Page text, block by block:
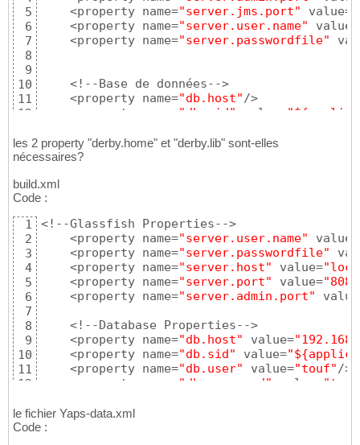
5
6
7
8
9
10
11
12
14
15
17
18
19
20
21
22
    <property name=
"server.jms.port" value=
    <property name=
"server.user.name" value=
    <property name=
"server.passwordfile"
    <!--Base de données-->
    <property name=
"db.host"/>
    <property name=
"db.sid" value=
    <property name=
"db.password" value=
    <property name=
    <property name=
    <property name=
    <property name=
"db.port"
    <property name=
"db.datasource" value=
    <property name=
"db.url" value=
les 2 property "derby.home" et "derby.lib" sont-elles
nécessaires?
build.xml
Code :
1
2
3
4
5
6
7
8
9
10
11
12
14
15
<!--Glassfish Properties-->
    <property name=
"server.user.name" value=
    <property name=
"server.passwordfile"
    <property name=
"server.host" value=
    <property name=
"server.port" value=
    <property name=
"server.admin.port"
    <!--Database Properties-->
    <property name=
"db.host" value=
    <property name=
"db.sid" value=
    <property name=
"db.user" value="touf"/>
    <property name=
"db.password" value=
    <!--MySQL-->
    <property name=
le fichier Yaps-data.xml
Code :